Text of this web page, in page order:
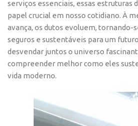
serviços essenciais, essas estruturas
papel crucial em nosso cotidiano. À
avança, os dutos evoluem, tornando-
seguros e sustentáveis para um
desvendar juntos o universo
compreender melhor como eles
vida moderno.